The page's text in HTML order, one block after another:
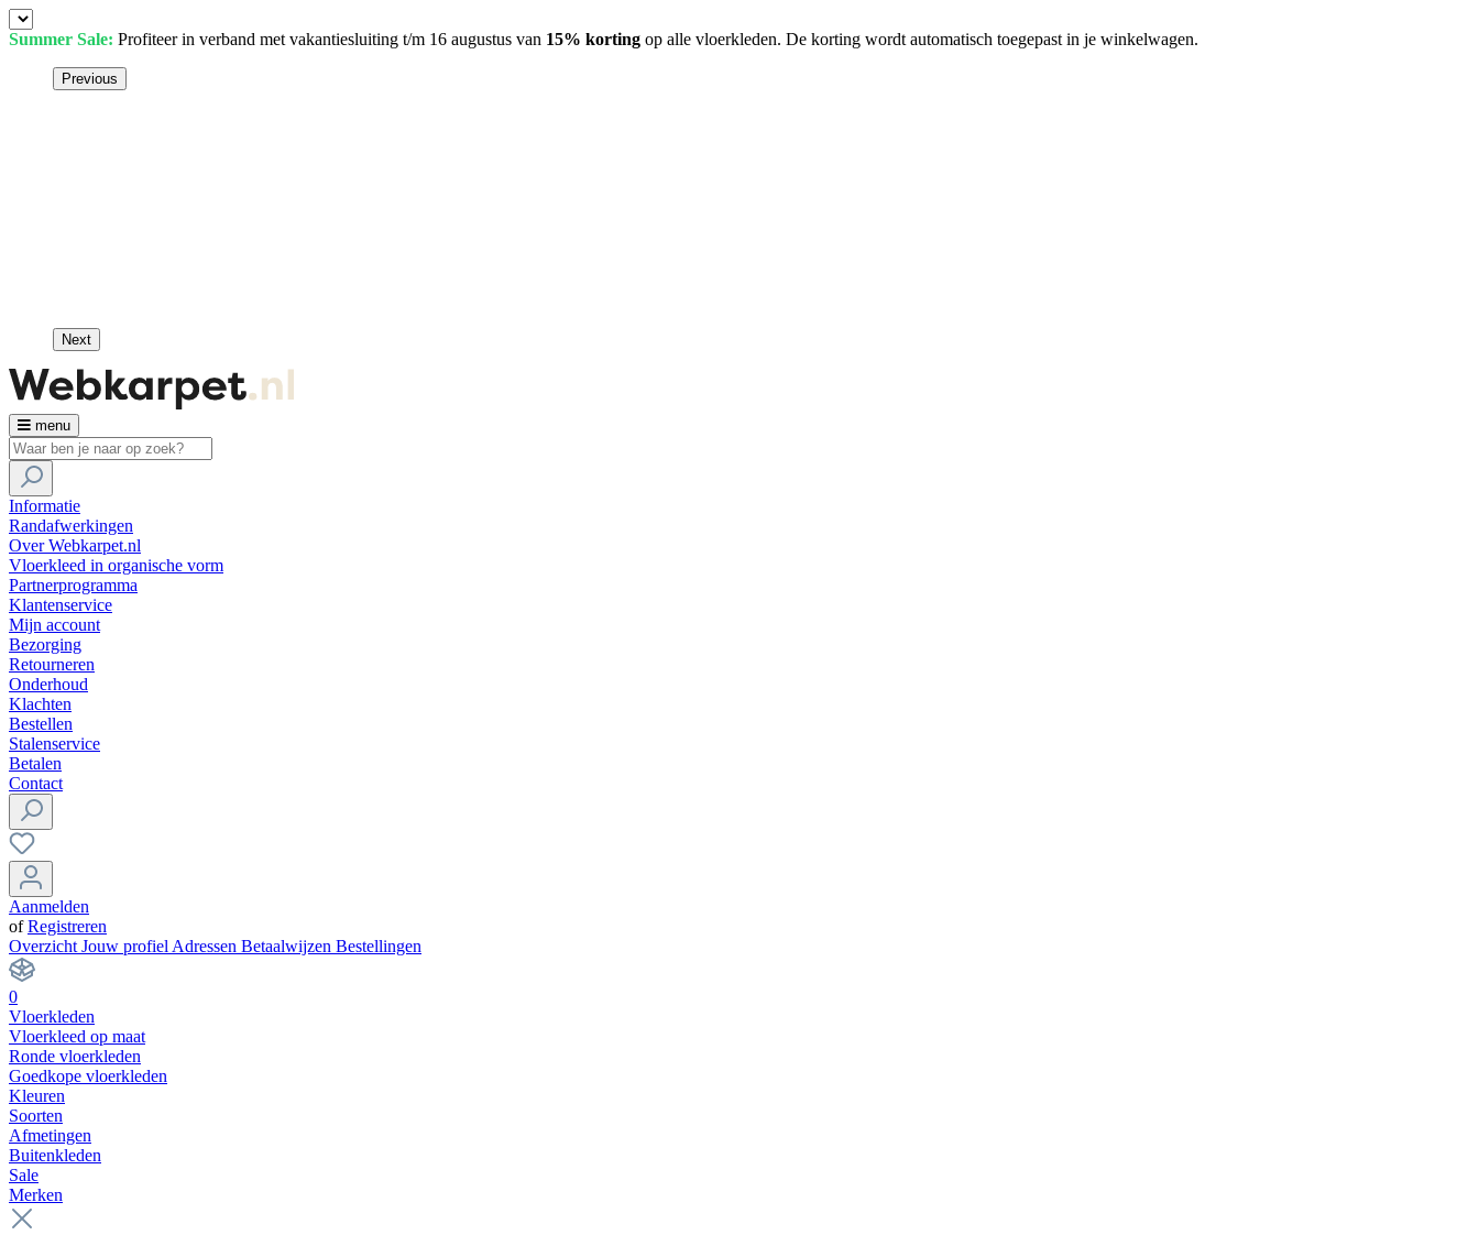
Summer Sale: Profiteer in verband met vakantiesluiting t/m 16 augustus van 15% korting op alle vloerkleden. De korting wordt automatisch toegepast in je winkelwagen.
Previous
Next
menu
Informatie
Randafwerkingen
Over Webkarpet.nl
Vloerkleed in organische vorm
Partnerprogramma
Klantenservice
Mijn account
Bezorging
Retourneren
Onderhoud
Klachten
Bestellen
Stalenservice
Betalen
Contact
Aanmelden
ofRegistreren
Overzicht Jouw profiel Adressen Betaalwijzen Bestellingen
0
Vloerkleden
Vloerkleed op maat
Ronde vloerkleden
Goedkope vloerkleden
Kleuren
Soorten
Afmetingen
Buitenkleden
Sale
Merken